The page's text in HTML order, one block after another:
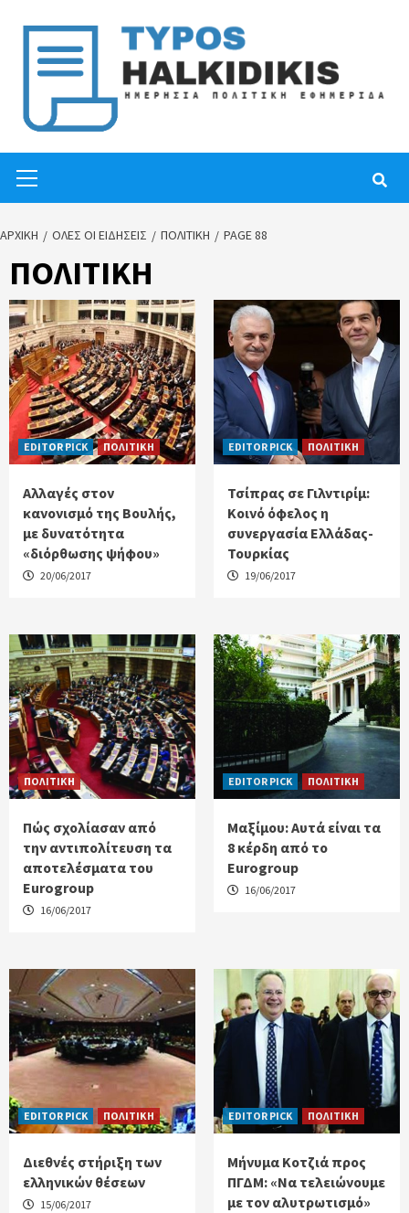
content
Menu
ΑΡΧΙΚΉ ΟΛΕΣ ΟΙ ΕΙΔΗΣΕΙΣ ΠΟΛΙΤΙΚΗ PAGE 88
ΠΟΛΙΤΙΚΗ
EDITOR PICK ΠΟΛΙΤΙΚΗ
Αλλαγές στον
κανονισμό της Βουλής,
με δυνατότητα
«διόρθωσης ψήφου»
20/06/2017
EDITOR PICK ΠΟΛΙΤΙΚΗ
Τσίπρας σε Γιλντιρίμ:
Κοινό όφελος η
συνεργασία Ελλάδας-
Τουρκίας
19/06/2017
ΠΟΛΙΤΙΚΗ
Πώς σχολίασαν από
την αντιπολίτευση τα
αποτελέσματα του
Eurogroup
16/06/2017
EDITOR PICK ΠΟΛΙΤΙΚΗ
Μαξίμου: Αυτά είναι τα
8 κέρδη από το
Eurogroup
16/06/2017
EDITOR PICK ΠΟΛΙΤΙΚΗ
Διεθνές στήριξη των
ελληνικών θέσεων
15/06/2017
EDITOR PICK ΠΟΛΙΤΙΚΗ
Μήνυμα Κοτζιά προς
ΠΓΔΜ: «Να τελειώνουμε
με τον αλυτρωτισμό»